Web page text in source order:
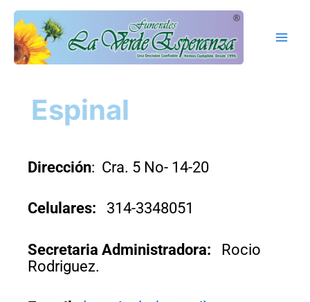
contenido
Espinal
Dirección: Cra. 5 No- 14-20
Celulares: 314-3348051
Secretaria Administradora: Rocio
Rodriguez.